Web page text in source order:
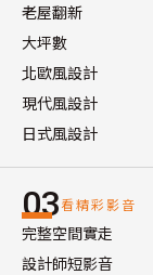
老屋翻新
大坪數
北歐風設計
現代風設計
日式風設計
03看精彩影音
完整空間實走
設計師短影音